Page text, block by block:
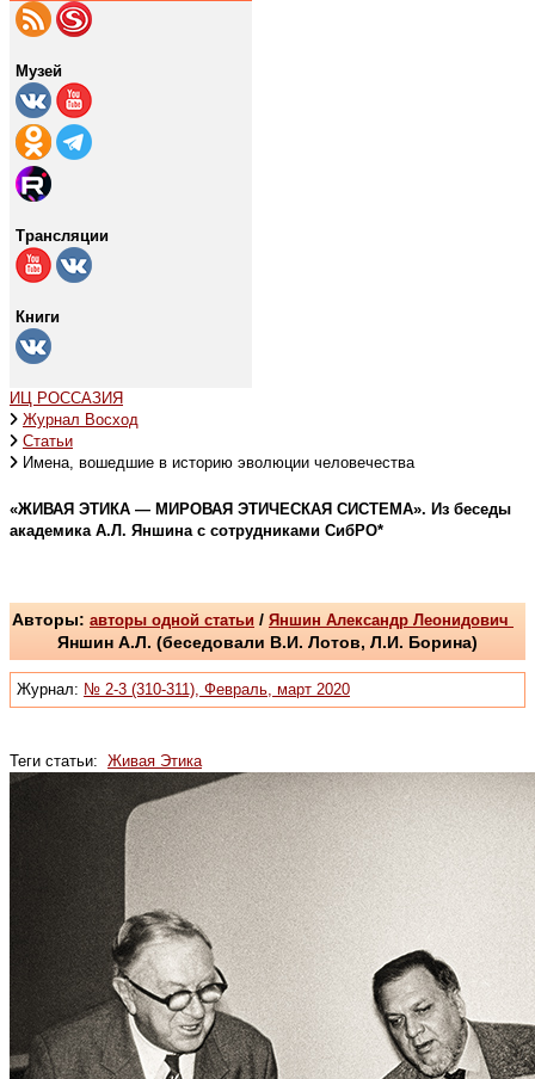
Музей
Трансляции
Книги
ИЦ РОССАЗИЯ
Журнал Восход
Статьи
Имена, вошедшие в историю эволюции человечества
«ЖИВАЯ ЭТИКА — МИРОВАЯ ЭТИЧЕСКАЯ СИСТЕМА». Из беседы
академика А.Л. Яншина с сотрудниками СибРО*
Авторы: авторы одной статьи / Яншин Александр Леонидович
Яншин А.Л. (беседовали В.И. Лотов, Л.И. Борина)
Журнал: № 2-3 (310-311), Февраль, март 2020
Теги статьи: Живая Этика